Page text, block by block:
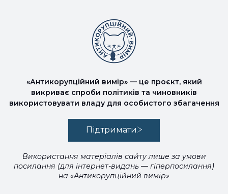
«Антикорупційний вимір» — це проєкт, який
викриває спроби політиків та чиновників
використовувати владу для особистого збагачення
Підтримати
Використання матеріалів сайту лише за умови
посилання (для інтернет-видань — гіперпосилання)
на «Антикорупційний вимір»